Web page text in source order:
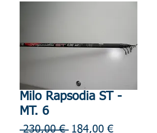
Milo Rapsodia ST -
MT. 6
230,00 € Prezzo
184,00 €Prezzo